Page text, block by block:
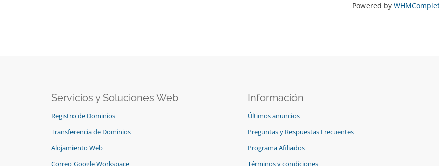
Powered by
Servicios y Soluciones Web
Registro de Dominios
Transferencia de Dominios
Alojamiento Web
Correo Google Workspace
Información
Últimos anuncios
Preguntas y Respuestas Frecuentes
Programa Afiliados
Términos y condiciones